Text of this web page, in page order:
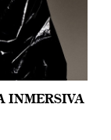
INMERSIVA